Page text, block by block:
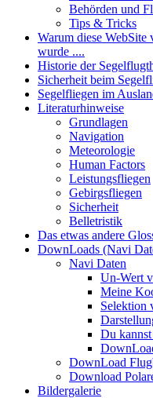
Behörden und
Tips & Tricks
Warum diese WebSite
wurde ....
Historie der
Sicherheit beim
Segelfliegen im
Literaturhinweise
Grundlagen
Navigation
Meteorologie
Human Factors
Leistungsfliegen
Gebirgsfliegen
Sicherheit
Belletristik
Das etwas andere
DownLoads (Navi
Navi Daten
Un-Wert
Meine
Selektion
Du
DownLoad
Download
Bildergalerie